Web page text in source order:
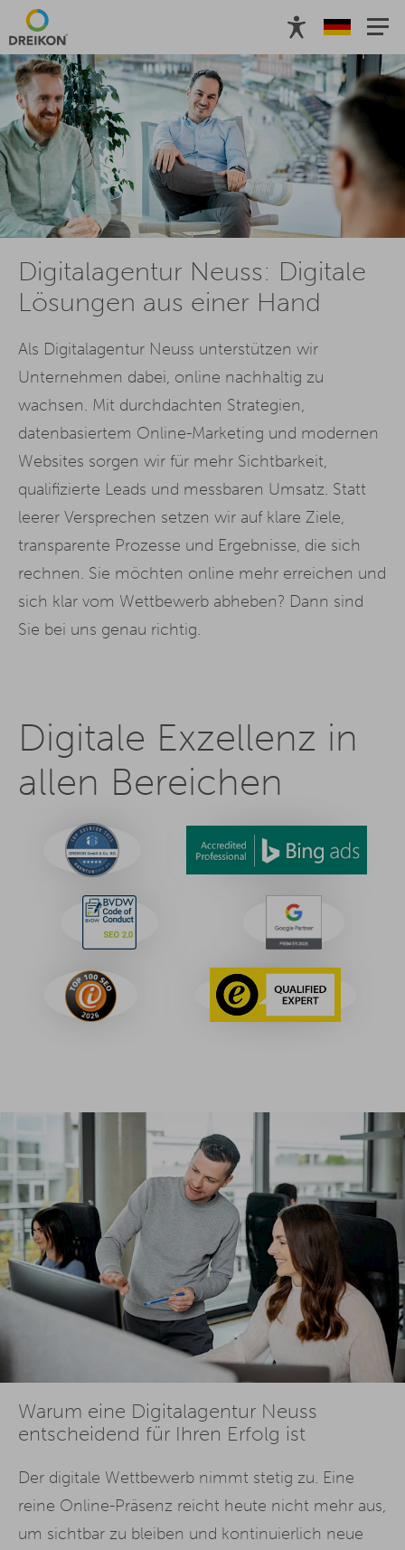
Digitalagentur Neuss: Digitale
Lösungen aus einer Hand
Als Digitalagentur Neuss unterstützen wir
Unternehmen dabei, online nachhaltig zu
wachsen. Mit durchdachten Strategien,
datenbasiertem Online-Marketing und modernen
Websites sorgen wir für mehr Sichtbarkeit,
qualifizierte Leads und messbaren Umsatz. Statt
leerer Versprechen setzen wir auf klare Ziele,
transparente Prozesse und Ergebnisse, die sich
rechnen. Sie möchten online mehr erreichen und
sich klar vom Wettbewerb abheben? Dann sind
Sie bei uns genau richtig.
Digitale Exzellenz in
allen Bereichen
Warum eine Digitalagentur Neuss
entscheidend für Ihren Erfolg ist
Der digitale Wettbewerb nimmt stetig zu. Eine
reine Online-Präsenz reicht heute nicht mehr aus,
um sichtbar zu bleiben und kontinuierlich neue